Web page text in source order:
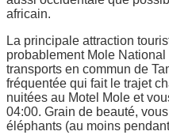
africain.
La principale attraction
probablement Mole
transports en commun de
fréquentée qui fait le trajet
nuitées au Motel Mole et
04:00. Grain de beauté,
éléphants (au moins